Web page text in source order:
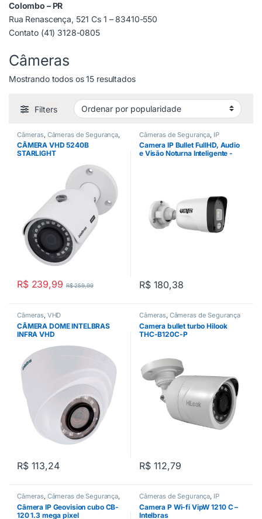
Colombo – PR
Rua Renascença, 521 Cs 1 – 83410-550
Contato (41) 3128-0805
Câmeras
Mostrando todos os 15 resultados
Filters
Câmeras, Câmeras de Segurança,
HDCVI
CÂMERA VHD 5240B
STARLIGHT
R$239,99 R$259,99
Câmeras de Segurança, IP
Camera IP Bullet FullHD, Audio
e Visão Noturna Inteligente -
R$180,38
Câmeras, VHD
CÂMERA DOME INTELBRAS
INFRA VHD
R$113,24
Câmeras, Câmeras de Segurança
Camera bullet turbo Hilook
THC-B120C-P
R$112,79
Câmeras, Câmeras de Segurança,
IP
Câmera IP Geovision cubo CB-
120 1.3 mega pixel
Câmeras de Segurança, IP
Camera P Wi-fi VipW 1210 C –
Intelbras